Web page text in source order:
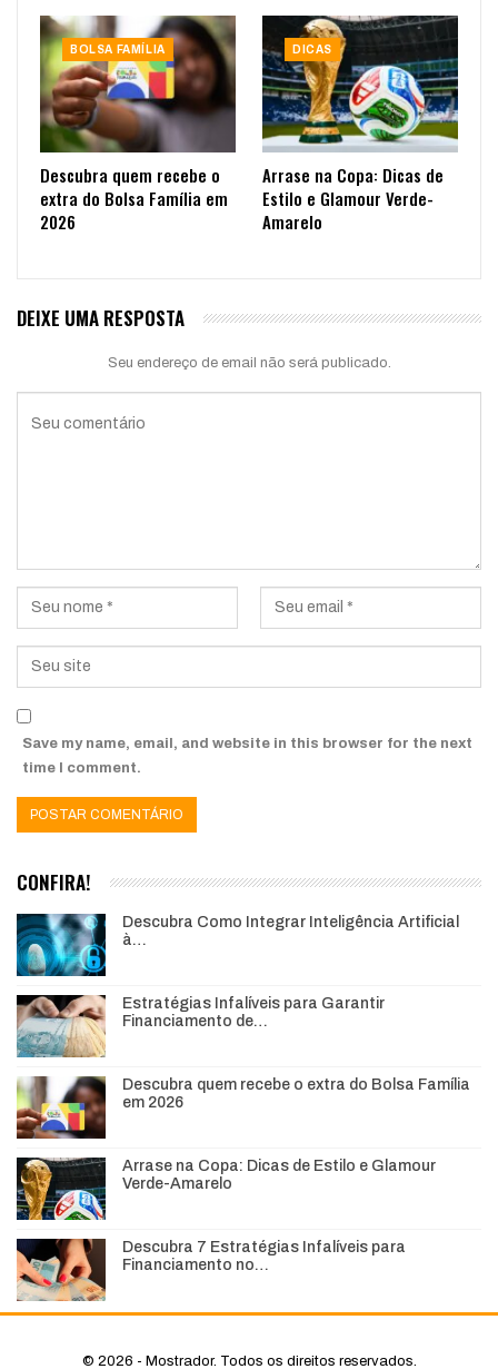
BOLSA FAMÍLIA
Descubra quem recebe o
extra do Bolsa Família em
2026
DICAS
Arrase na Copa: Dicas de
Estilo e Glamour Verde-
Amarelo
DEIXE UMA RESPOSTA
Seu endereço de email não será publicado.
Save my name, email, and website in this browser for the next
time I comment.
CONFIRA!
Descubra Como Integrar Inteligência Artificial
à…
Estratégias Infalíveis para Garantir
Financiamento de…
Descubra quem recebe o extra do Bolsa Família
em 2026
Arrase na Copa: Dicas de Estilo e Glamour
Verde-Amarelo
Descubra 7 Estratégias Infalíveis para
Financiamento no…
© 2026 - Mostrador. Todos os direitos reservados.